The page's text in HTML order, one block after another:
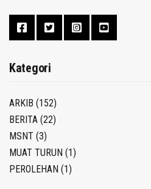
Kategori
ARKIB (152)
BERITA (22)
MSNT (3)
MUAT TURUN (1)
PEROLEHAN (1)